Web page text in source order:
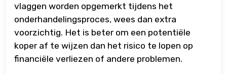
vlaggen worden opgemerkt tijdens het
onderhandelingsproces, wees dan extra
voorzichtig. Het is beter om een potentiële
koper af te wijzen dan het risico te lopen op
financiële verliezen of andere problemen.